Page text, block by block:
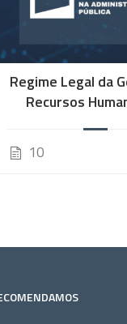
Regime Legal da
Recursos
10